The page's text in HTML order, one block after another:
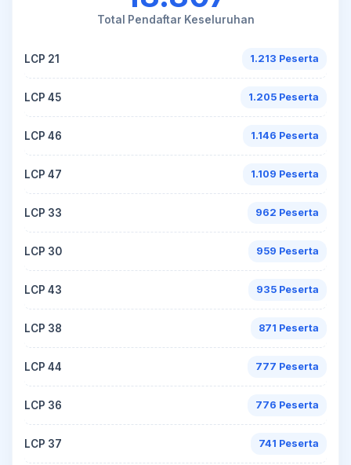
Total Pendaftar Keseluruhan
LCP 21 1.213 Peserta
LCP 45 1.205 Peserta
LCP 46 1.146 Peserta
LCP 47 1.109 Peserta
LCP 33 962 Peserta
LCP 30 959 Peserta
LCP 43 935 Peserta
LCP 38 871 Peserta
LCP 44 777 Peserta
LCP 36 776 Peserta
LCP 37 741 Peserta